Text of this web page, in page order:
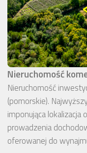
Nieruchomość
Nieruchomość
(pomorskie).
imponująca
prowadzenia
oferowanej do